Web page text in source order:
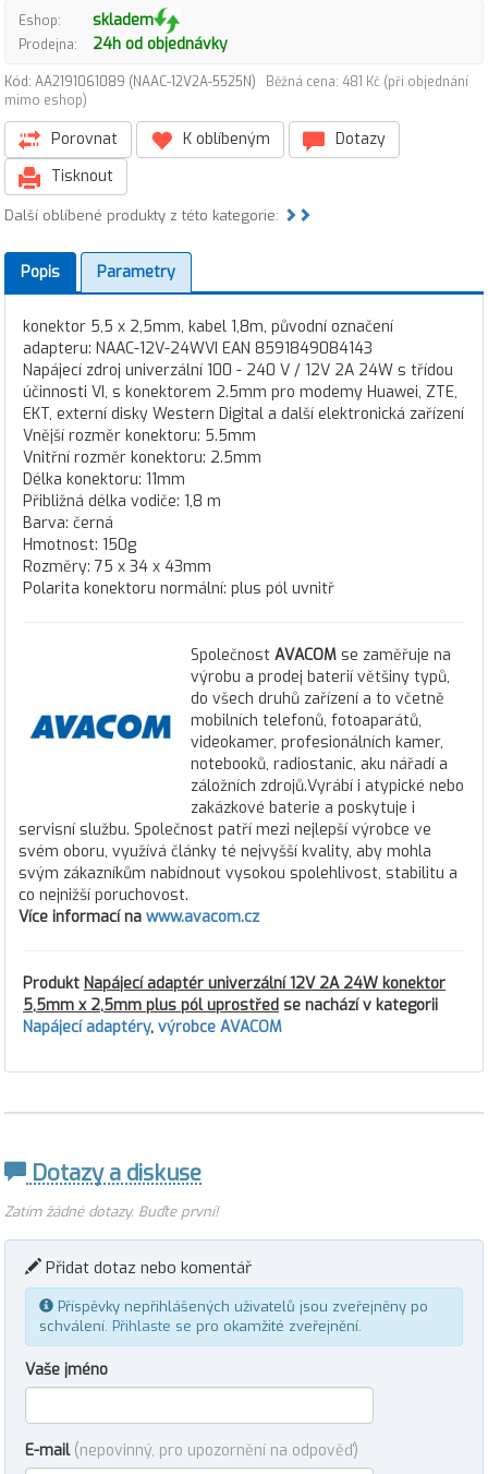
Eshop: skladem
Prodejna: 24h od objednávky
Kód: AA2191061089 (NAAC-12V2A-5525N)
Běžná cena: 481 Kč (při objednání
mimo eshop)
Porovnat K oblíbeným
Dotazy
Tisknout
Další oblíbené produkty z této kategorie:
Popis Parametry
konektor 5,5 x 2,5mm, kabel 1,8m, původní označení
adapteru: NAAC-12V-24WVI EAN 8591849084143
Napájecí zdroj univerzální 100 - 240 V / 12V 2A 24W s třídou
účinnosti VI, s konektorem 2.5mm pro modemy Huawei, ZTE,
EKT, externí disky Western Digital a další elektronická zařízení
Vnější rozměr konektoru: 5.5mm
Vnitřní rozměr konektoru: 2.5mm
Délka konektoru: 11mm
Přibližná délka vodiče: 1,8 m
Barva: černá
Hmotnost: 150g
Rozměry: 75 x 34 x 43mm
Polarita konektoru normální: plus pól uvnitř
Společnost AVACOM se zaměřuje na
výrobu a prodej baterií většiny typů,
do všech druhů zařízení a to včetně
mobilních telefonů, fotoaparátů,
videokamer, profesionálních kamer,
notebooků, radiostanic, aku nářadí a
záložních zdrojů.Vyrábí i atypické nebo
zakázkové baterie a poskytuje i
servisní službu. Společnost patří mezi nejlepší výrobce ve
svém oboru, využívá články té nejvyšší kvality, aby mohla
svým zákazníkům nabídnout vysokou spolehlivost, stabilitu a
co nejnižší poruchovost.
Více informací na www.avacom.cz
Produkt Napájecí adaptér univerzální 12V 2A 24W konektor
5,5mm x 2,5mm plus pól uprostřed se nachází v kategorii
Napájecí adaptéry, výrobce AVACOM
Dotazy a diskuse
Zatím žádné dotazy. Buďte první!
Přidat dotaz nebo komentář
Příspěvky nepřihlášených uživatelů jsou zveřejněny po
schválení. Přihlaste se pro okamžité zveřejnění.
Vaše jméno
E-mail (nepovinný, pro upozornění na odpověď)